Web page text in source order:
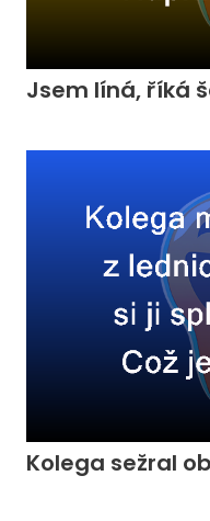
Jsem líná, říká
Kolega sežral